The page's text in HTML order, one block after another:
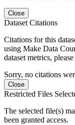
Close
Dataset Citations
Citations for this
using Make Data
dataset metrics,
Sorry, no citations
Close
Restricted Files
The selected file(s)
been granted access.